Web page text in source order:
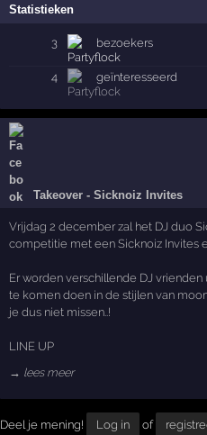
Statistieken
3 bezoekers
4 geïnteresseerd
Takeover - Sicknoiz Invites
Vrijdag 2 december zal het DJ duo
competitie met een Sicknoiz Invites
Er worden verschillende DJ
te komen doen in de stijlen van
je dus niet missen..!
LINE UP
→ lees meer
Deel je mening! Log in of